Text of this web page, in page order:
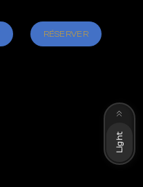
RÉSERVER
Light
Dark